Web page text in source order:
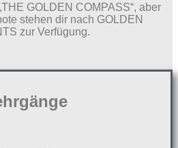
GOLDEN COMPASS“, aber
stehen dir nach GOLDEN
zur Verfügung.